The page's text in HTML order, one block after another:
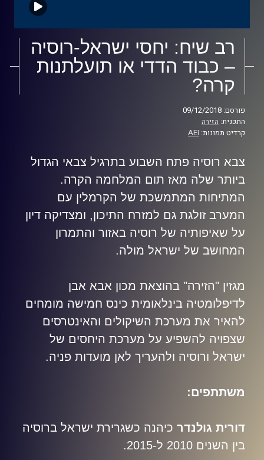
רב שיח: יחסי ישראל-רוסיה
– כבוד הדדי או תועלתנות
קרה?
פורסם: 09/12/2018
התכנית: הזירה
קרדיט תמונות: AEI
צבא רוסיה פתח השבוע בתרגיל צבאי הגדול
ביותר שלה מאז תום המלחמה הקרה.
המתיחות המתמשכת של הקרמלין עם
המערב זולגת גם למזרח התיכון, ומצדיקה דיון
על שאיפותיה של רוסיה באזור והתמרון
המחושב של ישראל מולה.
מגזין "הזירה" בהוצאת מכון אבא אבן
לדיפלומטיה בינלאומית כינס חמישה מומחים
להאיר את מערכת השיקולים והאינטרסים
שצפויה להשפיע על מערכת היחסים של
ישראל ורוסיה ולהעריך לאן מועדות פניה.
משתתפים:
דורית גולנדר כיהנה כשגרירת ישראל ברוסיה
בין השנים 2010 ל-2015
.